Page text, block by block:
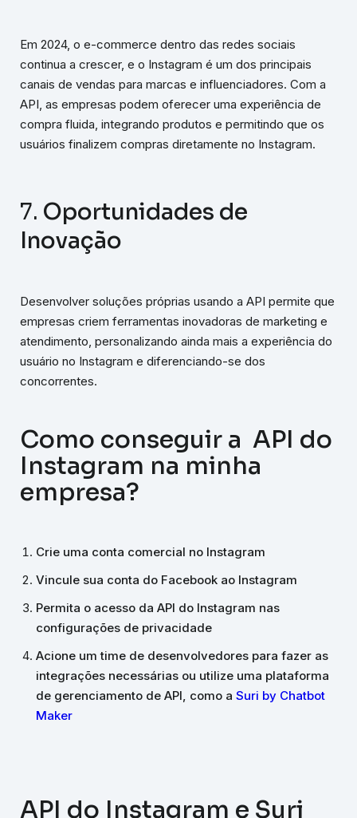
Em 2024, o e-commerce dentro das redes sociais
continua a crescer, e o Instagram é um dos principais
canais de vendas para marcas e influenciadores. Com a
API, as empresas podem oferecer uma experiência de
compra fluida, integrando produtos e permitindo que os
usuários finalizem compras diretamente no Instagram.
7. Oportunidades de
Inovação
Desenvolver soluções próprias usando a API permite que
empresas criem ferramentas inovadoras de marketing e
atendimento, personalizando ainda mais a experiência do
usuário no Instagram e diferenciando-se dos
concorrentes.
Como conseguir a API do
Instagram na minha
empresa?
Crie uma conta comercial no Instagram
Vincule sua conta do Facebook ao Instagram
Permita o acesso da API do Instagram nas
configurações de privacidade
Acione um time de desenvolvedores para fazer as
integrações necessárias ou utilize uma plataforma
de gerenciamento de API, como a Suri by Chatbot
Maker
API do Instagram e Suri